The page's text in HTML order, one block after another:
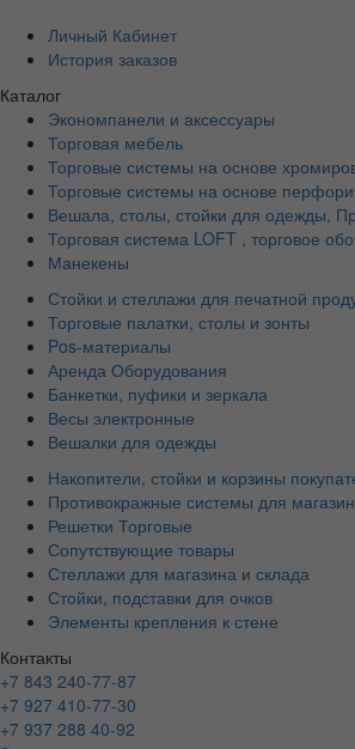
Личный Кабинет
История заказов
Каталог
Экономпанели и аксессуары
Торговая мебель
Торговые системы на основе
Торговые системы на основе
Вешала, столы, стойки для одежды,
Торговая система LOFT , торговое
Манекены
Стойки и стеллажи для печатной
Торговые палатки, столы и зонты
Pos-материалы
Аренда Оборудования
Банкетки, пуфики и зеркала
Весы электронные
Вешалки для одежды
Накопители, стойки и корзины
Противокражные системы для
Решетки Торговые
Сопутствующие товары
Стеллажи для магазина и склада
Стойки, подставки для очков
Элементы крепления к стене
Контакты
+7 843 240-77-87
+7 927 410-77-30
+7 937 288 40-92